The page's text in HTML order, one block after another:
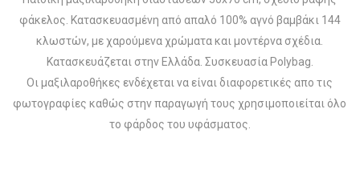
φάκελος. Κατασκευασμένη από απαλό 100% αγνό βαμβάκι 144
κλωστών, με χαρούμενα χρώματα και μοντέρνα σχέδια.
Κατασκευάζεται στην Ελλάδα. Συσκευασία Polybag.
Οι μαξιλαροθήκες ενδέχεται να είναι διαφορετικές απο τις
φωτογραφίες καθώς στην παραγωγή τους χρησιμοποιείται όλο
το φάρδος του υφάσματος.